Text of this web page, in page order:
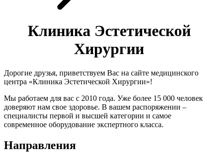
Клиника Эстетической
Хирургии
Дорогие друзья, приветствуем Вас на сайте медицинского
центра «Клиника Эстетической Хирургии»!
Мы работаем для вас с 2010 года. Уже более 15 000 человек
доверяют нам свое здоровье. В вашем распоряжении –
специалисты первой и высшей категории и самое
современное оборудование экспертного класса.
Направления